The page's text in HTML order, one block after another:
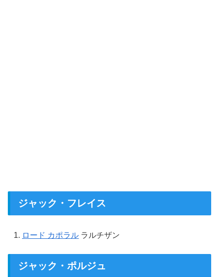
ジャック・フレイス
ロード カポラル ラルチザン
ジャック・ポルジュ